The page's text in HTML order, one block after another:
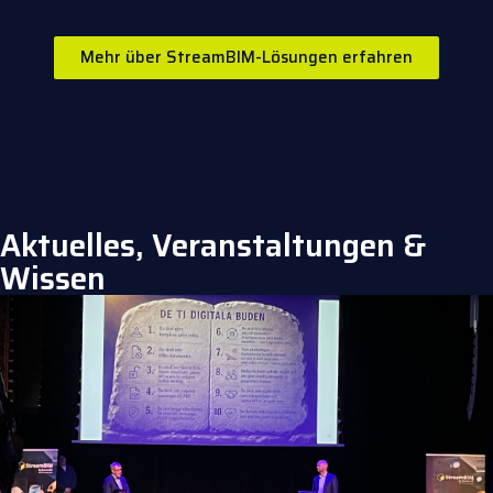
Mehr über StreamBIM-Lösungen erfahren
Aktuelles, Veranstaltungen &
Wissen